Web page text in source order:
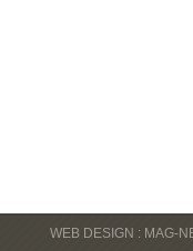
WEB DESIGN : MAG-